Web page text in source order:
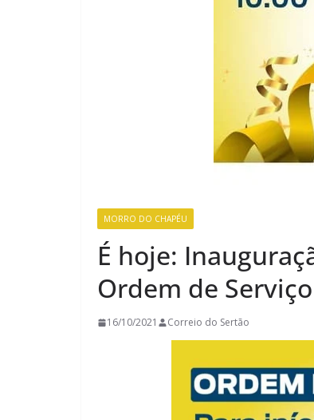
MORRO DO CHAPÉU
É hoje:
Ordem de
16/10/2021 Correio do Sertão